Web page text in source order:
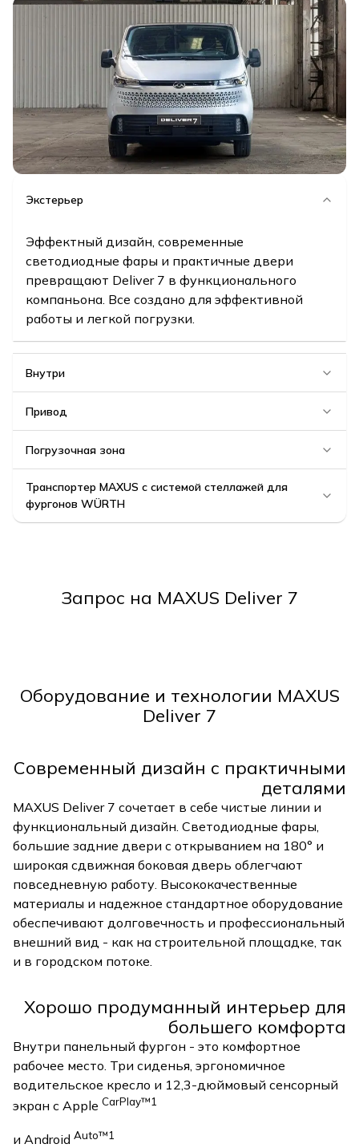
Экстерьер
Эффектный дизайн, современные
светодиодные фары и практичные двери
превращают Deliver 7 в функционального
компаньона. Все создано для эффективной
работы и легкой погрузки.
Внутри
Привод
Погрузочная зона
Транспортер MAXUS с системой стеллажей для
фургонов WÜRTH
Запрос на MAXUS Deliver 7
Оборудование и технологии MAXUS
Deliver 7
Современный дизайн с практичными
деталями
MAXUS Deliver 7 сочетает в себе чистые линии и
функциональный дизайн. Светодиодные фары,
большие задние двери с открыванием на 180° и
широкая сдвижная боковая дверь облегчают
повседневную работу. Высококачественные
материалы и надежное стандартное оборудование
обеспечивают долговечность и профессиональный
внешний вид - как на строительной площадке, так
и в городском потоке.
Хорошо продуманный интерьер для
большего комфорта
Внутри панельный фургон - это комфортное
рабочее место. Три сиденья, эргономичное
водительское кресло и 12,3-дюймовый сенсорный
экран с Apple CarPlay™1
и Android Auto™1